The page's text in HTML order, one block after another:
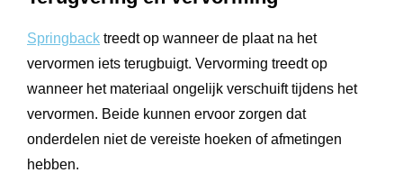
Springback treedt op wanneer de plaat na het
vervormen iets terugbuigt. Vervorming treedt op
wanneer het materiaal ongelijk verschuift tijdens het
vervormen. Beide kunnen ervoor zorgen dat
onderdelen niet de vereiste hoeken of afmetingen
hebben.